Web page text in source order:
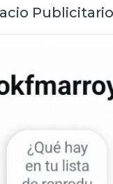
Sin eso, hoy
cada una con
y montos.
lo anotado
se limitaba a
en la
notarial de
argentinos a
Diego se
con
no se podía